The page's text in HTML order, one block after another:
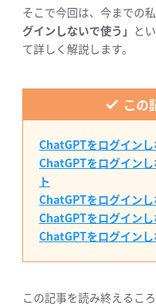
そこで今回は、今までの
グインしないで使う」 と
て詳しく解説します。
この
ChatGPTをログイン
ChatGPTをログイン
ト
ChatGPTをログインし
ChatGPTをログインし
ChatGPTをログイン
この記事を読み終えるこ